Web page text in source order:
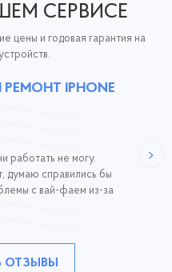
СЕРВИСЕ
цены и годовая гарантия на
IPHONE
работать не могу.
думаю справились бы
с вай-фаем из-за
ОТЗЫВЫ